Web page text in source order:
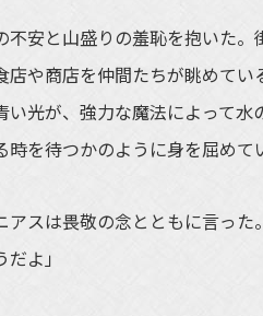
安と山盛りの羞恥を抱いた
や商店を仲間たちが眺めてい
光が、強力な魔法によって
を待つかのように身を屈めて
スは畏敬の念とともに言っ
よ」